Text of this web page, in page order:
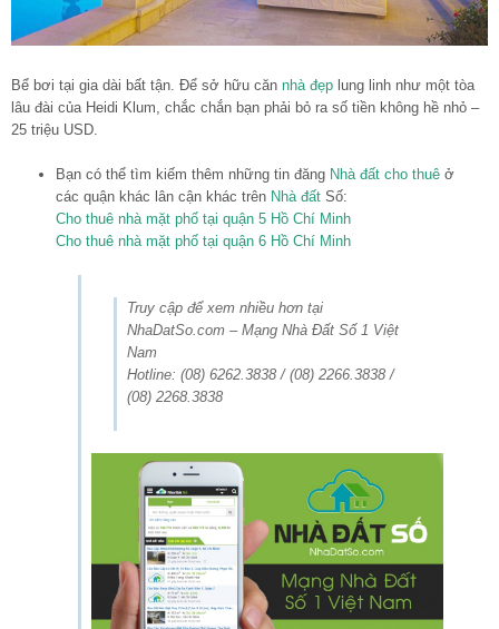
Bể bơi tại gia dài bất tận. Để sở hữu căn nhà đẹp lung linh như một tòa
lâu đài của Heidi Klum, chắc chắn bạn phải bỏ ra số tiền không hề nhỏ –
25 triệu USD.
Bạn có thể tìm kiếm thêm những tin đăng Nhà đất cho thuê ở
các quận khác lân cận khác trên Nhà đất Số:
Cho thuê nhà mặt phố tại quận 5 Hồ Chí Minh
Cho thuê nhà mặt phố tại quận 6 Hồ Chí Minh
Truy cập để xem nhiều hơn tại
NhaDatSo.com – Mạng Nhà Đất Số 1 Việt
Nam
Hotline: (08) 6262.3838 / (08) 2266.3838 /
(08) 2268.3838